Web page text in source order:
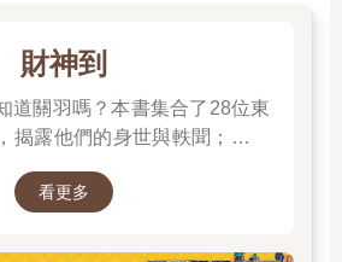
個「所依」即是「增上緣依」，就是
非直接的「所依」，而是要有如是「增
第八識心體流注出來；若無內六處的意
六識種子都無可能流注出來而現行。但
間接的「所依」，「因緣依」才是六識
壞，方得現起及運作，則眼勝義根即名
財神到
道關羽嗎？本書集合了28位東
揭露他們的身世與軼聞；也介
話、文學、歷史到民間信仰，
看更多